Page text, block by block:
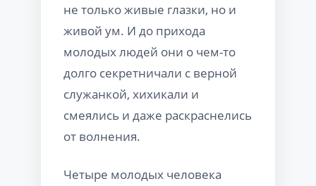
не только живые глазки, но и
живой ум. И до прихода
молодых людей они о чем-то
долго секретничали с верной
служанкой, хихикали и
смеялись и даже раскраснелись
от волнения.
Четыре молодых человека